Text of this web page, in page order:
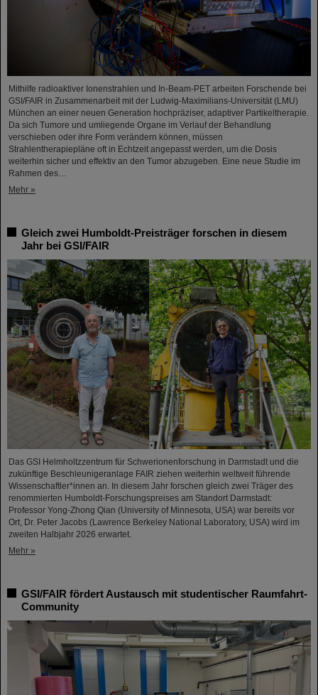
Mithilfe radioaktiver Ionenstrahlen und In-Beam-PET arbeiten Forschende bei
GSI/FAIR in Zusammenarbeit mit der Ludwig-Maximilians-Universität (LMU)
München an einer neuen Generation hochpräziser, adaptiver Partikeltherapie.
Da sich Tumore und umliegende Organe im Verlauf der Behandlung
verschieben oder ihre Form verändern können, müssen
Strahlentherapiepläne oft in Echtzeit angepasst werden, um die Dosis
weiterhin sicher und effektiv an den Tumor abzugeben. Eine neue Studie im
Rahmen des…
Mehr »
Gleich zwei Humboldt-Preisträger forschen in diesem
Jahr bei GSI/FAIR
Das GSI Helmholtzzentrum für Schwerionenforschung in Darmstadt und die
zukünftige Beschleunigeranlage FAIR ziehen weiterhin weltweit führende
Wissenschaftler*innen an. In diesem Jahr forschen gleich zwei Träger des
renommierten Humboldt-Forschungspreises am Standort Darmstadt:
Professor Yong-Zhong Qian (University of Minnesota, USA) war bereits vor
Ort, Dr. Peter Jacobs (Lawrence Berkeley National Laboratory, USA) wird im
zweiten Halbjahr 2026 erwartet.
Mehr »
GSI/FAIR fördert Austausch mit studentischer Raumfahrt-
Community